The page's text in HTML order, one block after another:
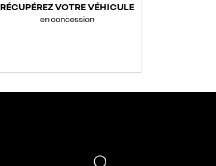
RÉCUPÉREZ VOTRE VÉHICULE
en concession